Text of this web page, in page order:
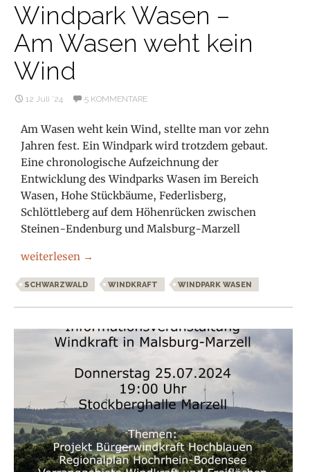
Windpark Wasen –
Am Wasen weht kein
Wind
12 Juli ’24 5 KOMMENTARE
Am Wasen weht kein Wind, stellte man vor zehn
Jahren fest. Ein Windpark wird trotzdem gebaut.
Eine chronologische Aufzeichnung der
Entwicklung des Windparks Wasen im Bereich
Wasen, Hohe Stückbäume, Federlisberg,
Schlöttleberg auf dem Höhenrücken zwischen
Steinen-Endenburg und Malsburg-Marzell
Windpark Wasen – Am Wasen weht kein Wind
weiterlesen →
SCHWARZWALD WINDKRAFT WINDPARK WASEN